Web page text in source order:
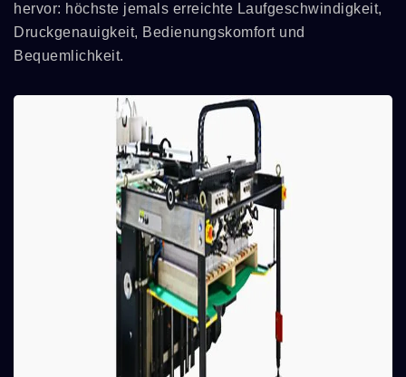
hervor: höchste jemals erreichte Laufgeschwindigkeit,
Druckgenauigkeit, Bedienungskomfort und
Bequemlichkeit.